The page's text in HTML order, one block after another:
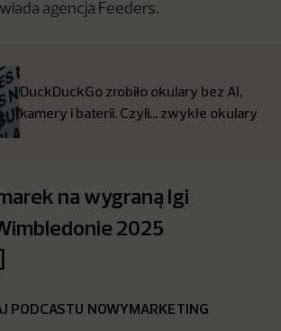
agencja Feeders.
DuckDuckGo zrobiło okulary bez AI,
kamery i baterii. Czyli… zwykłe okulary
na wygraną Igi
2025
PODCASTU NOWYMARKETING